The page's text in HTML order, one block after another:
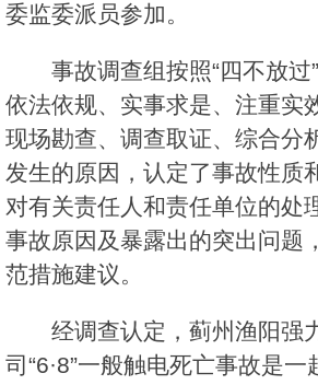
委监委派员参加。
事故调查组按照“四不放过
依法依规、实事求是、注重实
现场勘查、调查取证、综合分
发生的原因，认定了事故性质
对有关责任人和责任单位的处
事故原因及暴露出的突出问题
范措施建议。
经调查认定，蓟州渔阳强
司“6·8”一般触电死亡事故是